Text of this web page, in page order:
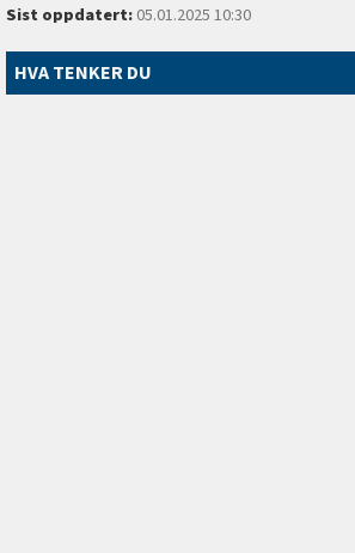
Sist oppdatert:05.01.2025 10:30
HVA TENKER DU